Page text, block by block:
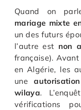
Quand on
mariage mixte
un des futurs
l’autre est non
française).
en Algérie, les
une
wilaya.
vérifications